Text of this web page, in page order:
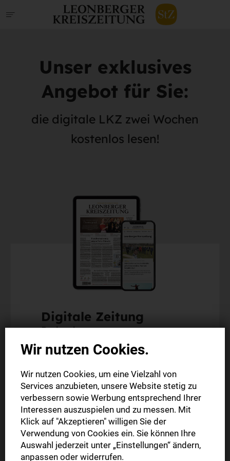
Unser exklusives
Angebot für Sie:
die digitale LKZ zwei Wochen
kostenlos lesen!
Digitale Zeitung
Probeabo
Alle Inhalte der StZ-App
Die digitale Ausgabe als E-Paper (Mo.-So.)
Abonnement endet automatisch
2 Wochen
0,00 €
Wir nutzen Cookies.
Wir nutzen Cookies, um eine Vielzahl von
Services anzubieten, unsere Website stetig zu
verbessern sowie Werbung entsprechend Ihrer
Interessen auszuspielen und zu messen. Mit
Klick auf "Akzeptieren" willigen Sie der
Verwendung von Cookies ein. Sie können Ihre
Auswahl jederzeit unter „Einstellungen“ ändern,
anpassen oder widerrufen.